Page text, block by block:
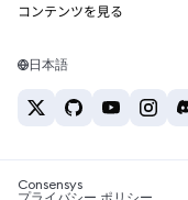
Web3サービス
サポート
キャリア
お問い合わせ
Tetherの価格
USDT→INR
BTC→INR
ETH→USDT
ETHの購入
USDTの購入
SHIBの購入
コンテンツを見る
Solanaウォレット
税制関連ニュース
日本語
Consensys